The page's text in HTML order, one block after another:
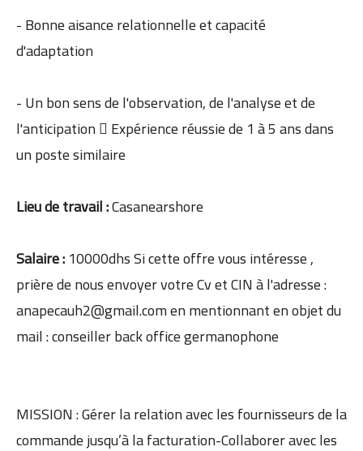
- Bonne aisance relationnelle et capacité
d'adaptation
- Un bon sens de l'observation, de l'analyse et de
l'anticipation  Expérience réussie de 1 à 5 ans dans
un poste similaire
Lieu de travail :Casanearshore
Salaire :10000dhs Si cette offre vous intéresse ,
prière de nous envoyer votre Cv et CIN à l'adresse :
anapecauh2@gmail.com en mentionnant en objet du
mail : conseiller back office germanophone
MISSION : Gérer la relation avec les fournisseurs de la
commande jusqu’à la facturation-Collaborer avec les